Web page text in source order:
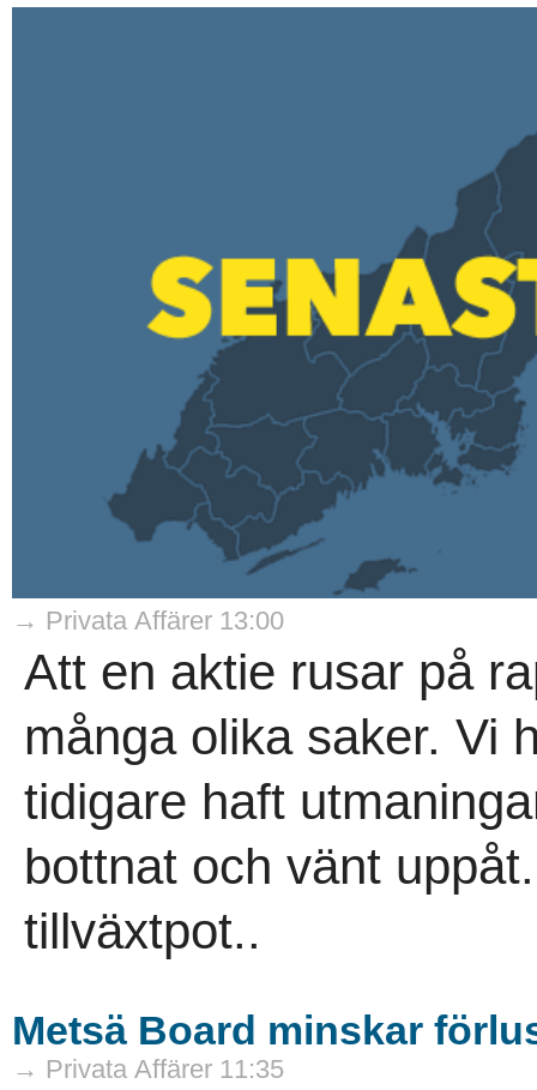
→ Privata Affärer 13:00
Att en aktie rusar på
många olika saker. Vi
tidigare haft
bottnat och vänt
tillväxtpot..
Metsä Board minskar
→ Privata Affärer 11:35